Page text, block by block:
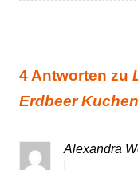
4 Antworten zu
Erdbeer Kuchen
Alexandra